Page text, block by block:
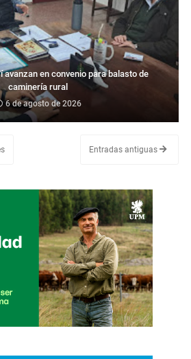
avanzan en convenio para balasto de
caminería rural
6 de agosto de 2026
Entradas antiguas